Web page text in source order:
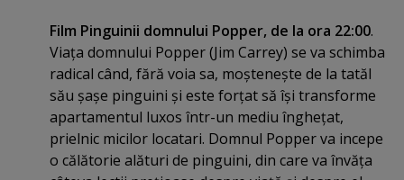
Film Pinguinii domnului Popper, de la ora 22:00.
Viaţa domnului Popper (Jim Carrey) se va schimba
radical când, fără voia sa, moşteneşte de la tatăl
său şaşe pinguini şi este forţat să îşi transforme
apartamentul luxos într-un mediu îngheţat,
prielnic micilor locatari. Domnul Popper va incepe
o călătorie alături de pinguini, din care va învăţa